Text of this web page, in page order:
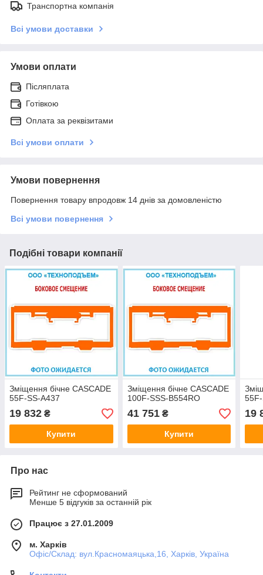
Транспортна компанія
Всі умови доставки
Умови оплати
Післяплата
Готівкою
Оплата за реквізитами
Всі умови оплати
Умови повернення
Повернення товару впродовж 14 днів за домовленістю
Всі умови повернення
Подібні товари компанії
Зміщення бічне CASCADE
55F-SS-A437
19 832 ₴
Купити
Зміщення бічне CASCADE
100F-SSS-B554RO
41 751₴
Купити
19
Про нас
Рейтинг не сформований
Менше 5 відгуків за останній рік
Працює з 27.01.2009
м. Харків
Офіс/Склад: вул.Красномаяцька,16, Харків, Україна